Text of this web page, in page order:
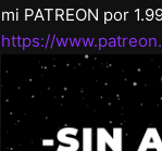
mi PATREON por
https://